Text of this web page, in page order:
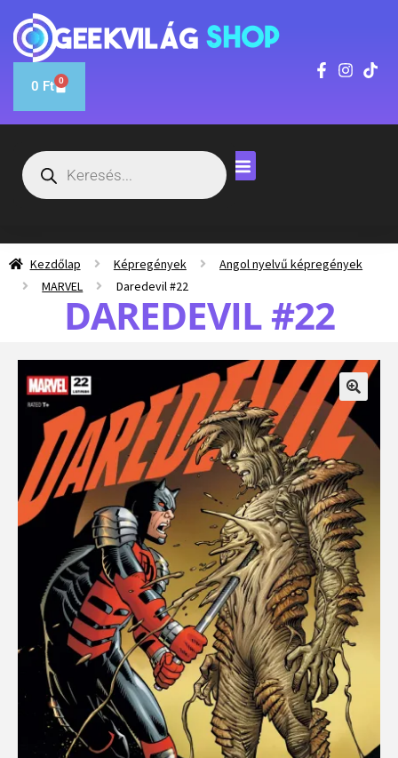
0 Ft 0
Kezdőlap Képregények
Angol nyelvű képregények
MARVEL
Daredevil #22
DAREDEVIL #22